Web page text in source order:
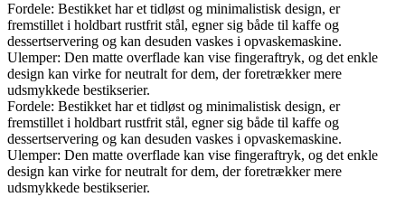
Fordele: Bestikket har et tidløst og minimalistisk design, er
fremstillet i holdbart rustfrit stål, egner sig både til kaffe og
dessertservering og kan desuden vaskes i opvaskemaskine.
Ulemper: Den matte overflade kan vise fingeraftryk, og det enkle
design kan virke for neutralt for dem, der foretrækker mere
udsmykkede bestikserier.
Fordele: Bestikket har et tidløst og minimalistisk design, er
fremstillet i holdbart rustfrit stål, egner sig både til kaffe og
dessertservering og kan desuden vaskes i opvaskemaskine.
Ulemper: Den matte overflade kan vise fingeraftryk, og det enkle
design kan virke for neutralt for dem, der foretrækker mere
udsmykkede bestikserier.